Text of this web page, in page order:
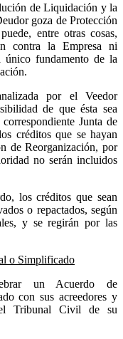
de Liquidación y la
goza de Protección
entre otras cosas,
contra la Empresa ni
único fundamento de la
por el Veedor
de que ésta sea
Junta de
créditos que se hayan
de Reorganización, por
no serán incluidos
los créditos que sean
o repactados, según
y se regirán por las
o Simplificado
un Acuerdo de
con sus acreedores y
Tribunal Civil de su